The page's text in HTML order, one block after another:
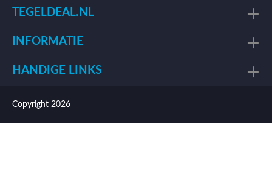
TEGELDEAL.NL
INFORMATIE
HANDIGE LINKS
Copyright 2026